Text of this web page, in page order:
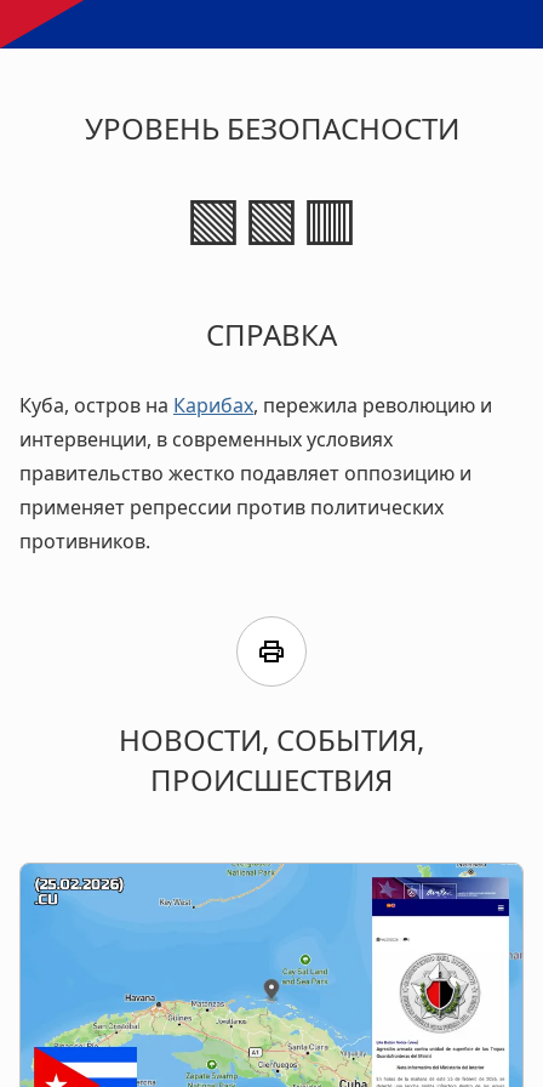
УРОВЕНЬ БЕЗОПАСНОСТИ
🟩🟩🟥
СПРАВКА
Куба, остров на Карибах, пережила революцию и
интервенции, в современных условиях
правительство жестко подавляет оппозицию и
применяет репрессии против политических
противников.
print
НОВОСТИ, СОБЫТИЯ,
ПРОИСШЕСТВИЯ